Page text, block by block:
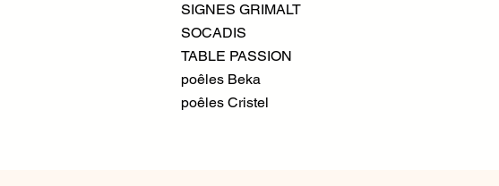
SIGNES GRIMALT
SOCADIS
TABLE PASSION
poêles Beka
poêles Cristel